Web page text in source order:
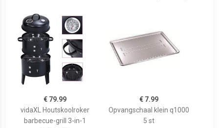
€ 79.99
vidaXL Houtskoolroker
barbecue-grill 3-in-1
€ 7.99
Opvangschaal klein q1000
5 st